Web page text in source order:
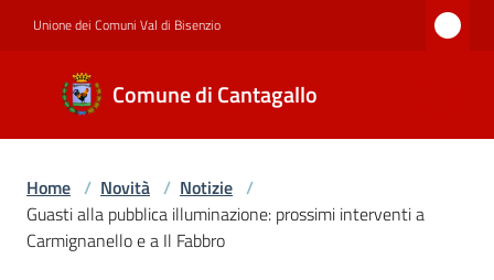
Unione dei Comuni Val di Bisenzio
Comune di Cantagallo
Comune di
Cantagallo
Amministrazione
Home / Novità / Notizie /
Guasti alla pubblica illuminazione: prossimi interventi a
Carmignanello e a Il Fabbro